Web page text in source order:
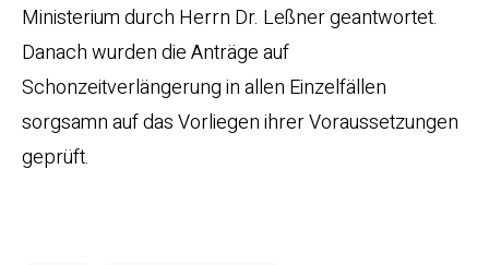
Ministerium durch Herrn Dr. Leßner geantwortet.
Danach wurden die Anträge auf
Schonzeitverlängerung in allen Einzelfällen
sorgsamn auf das Vorliegen ihrer Voraussetzungen
geprüft.